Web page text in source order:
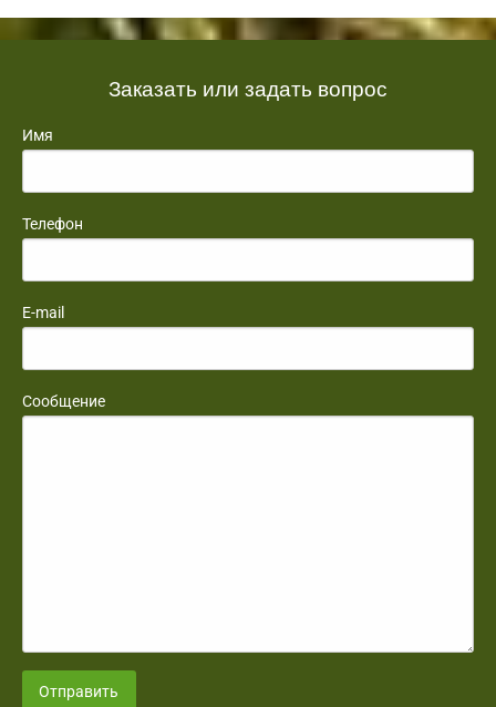
Заказать или задать вопрос
Имя
Телефон
E-mail
Сообщение
Отправить